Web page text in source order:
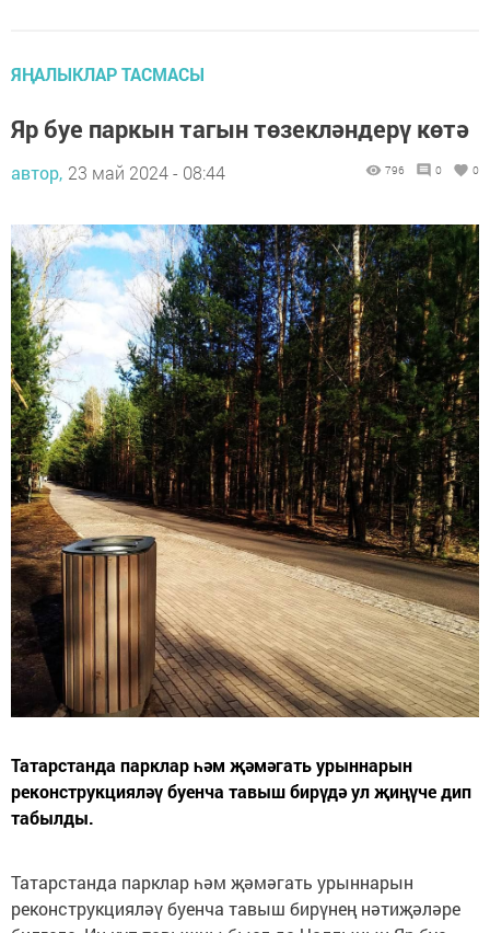
ЯҢАЛЫКЛАР ТАСМАСЫ
Яр буе паркын тагын төзекләндерү көтә
автор, 23 май 2024 - 08:44 796 0 0
Татарстанда парклар һәм җәмәгать урыннарын
реконструкцияләү буенча тавыш бирүдә ул җиңүче дип
табылды.
Татарстанда парклар һәм җәмәгать урыннарын
реконструкцияләү буенча тавыш бирүнең нәтиҗәләре